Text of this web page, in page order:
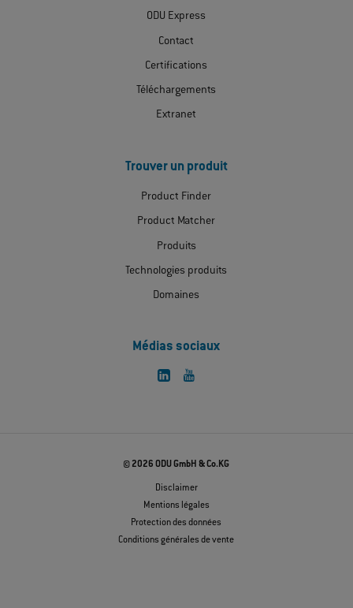
ODU Express
Contact
Certifications
Téléchargements
Extranet
Trouver un produit
Product Finder
Product Matcher
Produits
Technologies produits
Domaines
Médias sociaux
© 2026 ODU GmbH & Co.KG
Disclaimer
Mentions légales
Protection des données
Conditions générales de vente